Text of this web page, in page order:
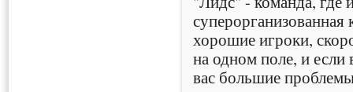
суперорганизованная
хорошие игроки,
на одном поле, и если
вас большие